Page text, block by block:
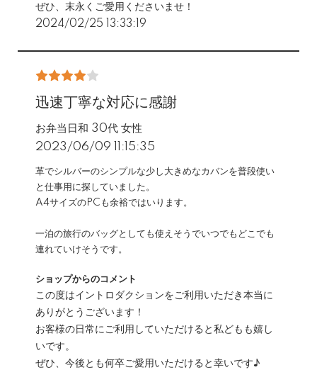
ぜひ、末永くご愛用くださいませ！
2024/02/25 13:33:19
迅速丁寧な対応に感謝
お弁当日和 30代 女性
2023/06/09 11:15:35
革でシルバーのシンプルな少し大きめなカバンを普段使い
と仕事用に探していました。
A4サイズのPCも余裕ではいります。
一泊の旅行のバッグとしても使えそうでいつでもどこでも
連れていけそうです。
ショップからのコメント
この度はイントロダクションをご利用いただき本当に
ありがとうございます！
お客様の日常にご利用していただけると私どもも嬉し
いです。
ぜひ、今後とも何卒ご愛用いただけると幸いです♪